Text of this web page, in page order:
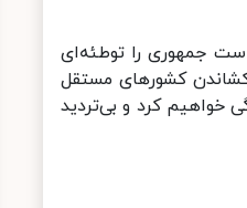
جمهوری را توطئه‌ای
کشورهای مستقل
خواهیم کرد و بی‌تردید